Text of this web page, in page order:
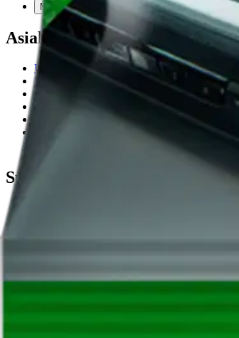
Mitä pidät Prisma.fi-verkkokaupasta?
Asiakaspalvelu
Usein kysytyt kysymykset
Ota yhteyttä asiakaspalveluun
Bonus ja asiakasomistajuus
Prisma-myymälöiden yhteystiedot
Suosittelemme
Apple-uutuudet
Seuraa Prismaa